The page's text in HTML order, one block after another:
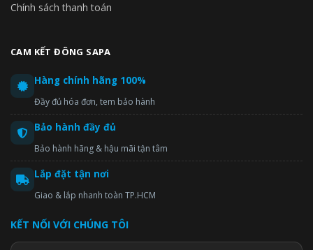
Chính sách thanh toán
CAM KẾT ĐÔNG SAPA
Hàng chính hãng 100%
Đầy đủ hóa đơn, tem bảo hành
Bảo hành đầy đủ
Bảo hành hãng & hậu mãi tận tâm
Lắp đặt tận nơi
Giao & lắp nhanh toàn TP.HCM
KẾT NỐI VỚI CHÚNG TÔI